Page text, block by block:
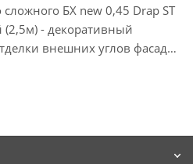
БХ new 0,45 Drap ST
(2,5м) - декоративный
внешних углов фасада.
воды туда.